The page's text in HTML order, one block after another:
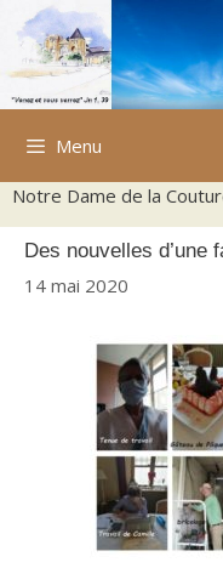
Aller
contenu
Menu
Notre Dame de la
Des nouvelles d’une
14 mai 2020